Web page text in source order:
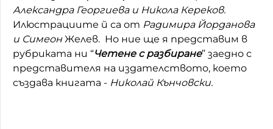
Домашен любимец
Питаме Ви
До ре ми
Александра Георгиева и Никола Кереков.
Илюстрациите й са от Радимира Йорданова
и СимеонЖелев. Но ние ще я представим в
рубриката ни “Четене с разбиране” заедно с
представителя на издателството, което
създава книгата - Николай Кънчовски.